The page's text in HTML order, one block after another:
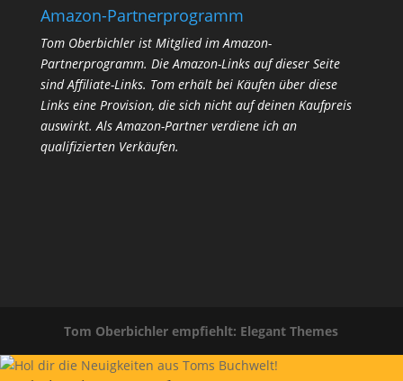
Amazon-Partnerprogramm
Tom Oberbichler ist Mitglied im Amazon-
Partnerprogramm. Die Amazon-Links auf dieser Seite
sind Affiliate-Links. Tom erhält bei Käufen über diese
Links eine Provision, die sich nicht auf deinen Kaufpreis
auswirkt.Als Amazon-Partner verdiene ich an
qualifizierten Verkäufen.
Tom Oberbichler empfiehlt: Elegant Themes